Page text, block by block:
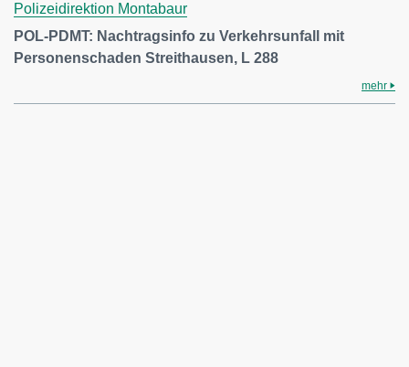
Polizeidirektion Montabaur
POL-PDMT: Nachtragsinfo zu Verkehrsunfall mit
Personenschaden Streithausen, L 288
mehr